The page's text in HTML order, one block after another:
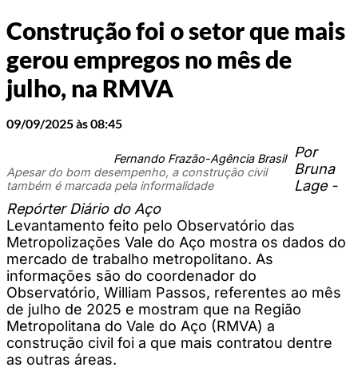
Construção foi o setor que mais
gerou empregos no mês de
julho, na RMVA
09/09/2025 às 08:45
Fernando Frazão-Agência Brasil
Apesar do bom desempenho, a construção civil
também é marcada pela informalidade
Por
Bruna
Lage -
Repórter Diário do Aço
Levantamento feito pelo Observatório das
Metropolizações Vale do Aço mostra os dados do
mercado de trabalho metropolitano. As
informações são do coordenador do
Observatório, William Passos, referentes ao mês
de julho de 2025 e mostram que na Região
Metropolitana do Vale do Aço (RMVA) a
construção civil foi a que mais contratou dentre
as outras áreas.